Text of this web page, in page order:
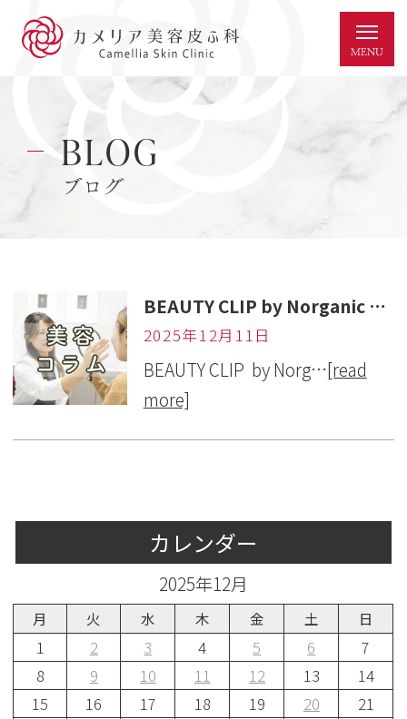
BLOG
ブログ
BEAUTY CLIP by Norganic 取材記事が掲載されました。
2025年12月11日
BEAUTY CLIP by Norg…[read
more]
カレンダー
2025年12月
月 火 水 木 金 土 日
1 2 3 4 5 6
7
8
9 10 11 12 13
14
15
16 17 18 19 20
21